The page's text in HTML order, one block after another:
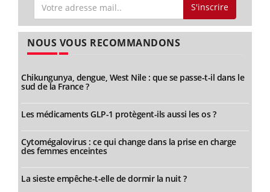
S'inscrire
NOUS VOUS RECOMMANDONS
Chikungunya, dengue, West Nile : que se passe-t-il dans le
sud de la France ?
Les médicaments GLP-1 protègent-ils aussi les os ?
Cytomégalovirus : ce qui change dans la prise en charge
des femmes enceintes
La sieste empêche-t-elle de dormir la nuit ?